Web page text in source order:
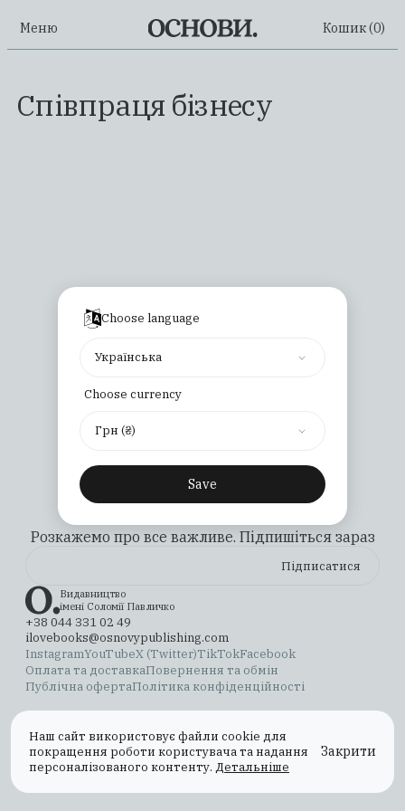
Меню Кошик (0)
Співпраця бізнесу
Розкажемо про все важливе. Підпишіться зараз
Видавництво
імені Соломії Павличко
+38 044 331 02 49
ilovebooks@osnovypublishing.com
InstagramYouTubeX (Twitter)TikTokFacebook
Оплата та доставкаПовернення та обмін
Публічна офертаПолітика конфіденційності
Наш сайт використовує файли cookie для
покращення роботи користувача та надання
персоналізованого контенту. Детальніше
Закрити
Choose language
Українська
Choose currency
Грн (₴)
Save